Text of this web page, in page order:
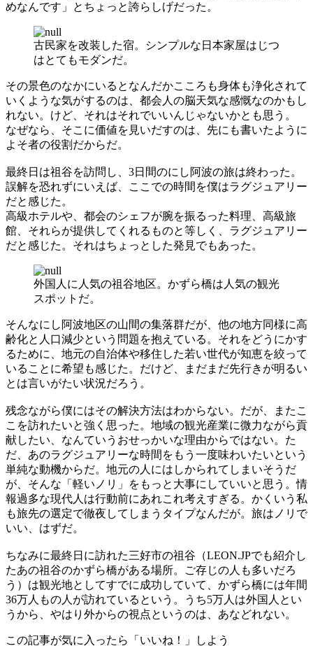
めなんです」とちょっと誇らしげだった。
古民家を改装した宿。シンプルな日本家屋はじつ
はとてもモダンだ。
その景色のなかにいるとなんだかこころも身体も浄化されて
いくような気がするのは、都会人の脳天気な感慨なのかもし
れない。けど、それはそれでいいんじゃないかとも思う。
なぜなら、そこに価値を見いだすのは、先にも書いたように
よそ者の役割だからだ。
最終日は祖谷を訪問し、3日間のにし阿波の旅は終わった。
誤解を恐れずにいえば、ここでの時間を僕はラグジュアリー
だと感じた。
高級ホテルや、都会のシェフが腕を振るった料理、高級旅
館、それらが提供してくれるものと等しく、ラグジュアリー
だと感じた。それはちょっとした発見でもあった。
外国人に人気の祖谷地区。かずら橋は人気の観光
スポットだ。
そんなにし阿波地区の山間の集落群だが、他の地方同様に高
齢化と人口減少という問題を抱えている。それをどうにかす
るために、地元の自治体や移住した若い世代が知恵を絞って
いることに希望も感じた。だけど、まだまだ先行きが明るい
とは言いがたい状況だろう。
残念ながら僕にはその解決方法はわからない。だが、またこ
こを訪れたいと強く思った。地域の観光産業に微力ながら貢
献したい、なんていうおせっかいな理由からではない。た
だ、あのラグジュアリーな時間をもう一度味わいたいという
単純な動機からだ。地元の人にはしかられてしまいそうだ
が、そんな「軽いノリ」をもっと大事にしていいと思う。情
報過多な現代人は行動前にあれこれ考えすぎる。かくいう私
も旅先の選定で徹夜してしまうタイプなんだが。旅はノリで
いい、はずだ。
ちなみに最終日に訪れた三好市の祖谷（LEON.JPでも紹介し
たあの祖谷のかずら橋がある場所。ご存じの人も多いだろ
う）は観光地としてすでに成功していて、かずら橋には年間
36万人もの人が訪れているという。うち5万人は外国人とい
うから、やはり外からの視点というのは、あなどれない。
この記事が気に入ったら「いいね！」しよう